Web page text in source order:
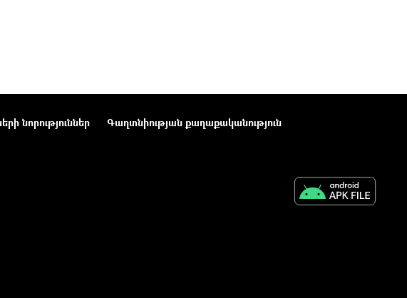
նորություններ
Գաղտնիության քաղաքականություն